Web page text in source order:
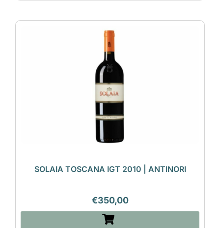
SOLAIA TOSCANA IGT 2010 | ANTINORI
€350,00